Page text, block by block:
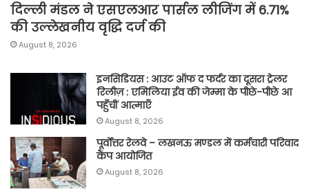
दिल्ली मंडल ने एसएलआर पार्सल लीजिंग में 6.71%
की उल्लेखनीय वृद्धि दर्ज की
August 8, 2026
इनसिडियस : आउट ऑफ द फर्दर का दूसरा ट्रेलर
रिलीज़ : एमिलिया ईव की जेम्मा के पीछे-पीछे आ
पहुँचीं आत्माएँ
August 8, 2026
पूर्वाेत्तर रेलवे – लखनऊ मण्डल में कर्मचारी परिवाद
कैंप आयोजित
August 8, 2026